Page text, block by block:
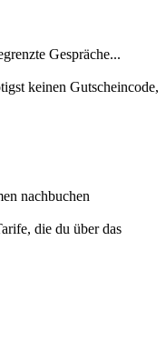
Gespräche...
keinen Gutscheincode,
nachbuchen
die du über das